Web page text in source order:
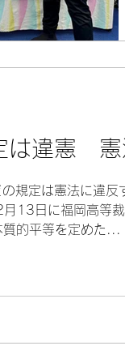
は違憲
規定は憲法に違
13日に福岡高等
的平等を定めた...